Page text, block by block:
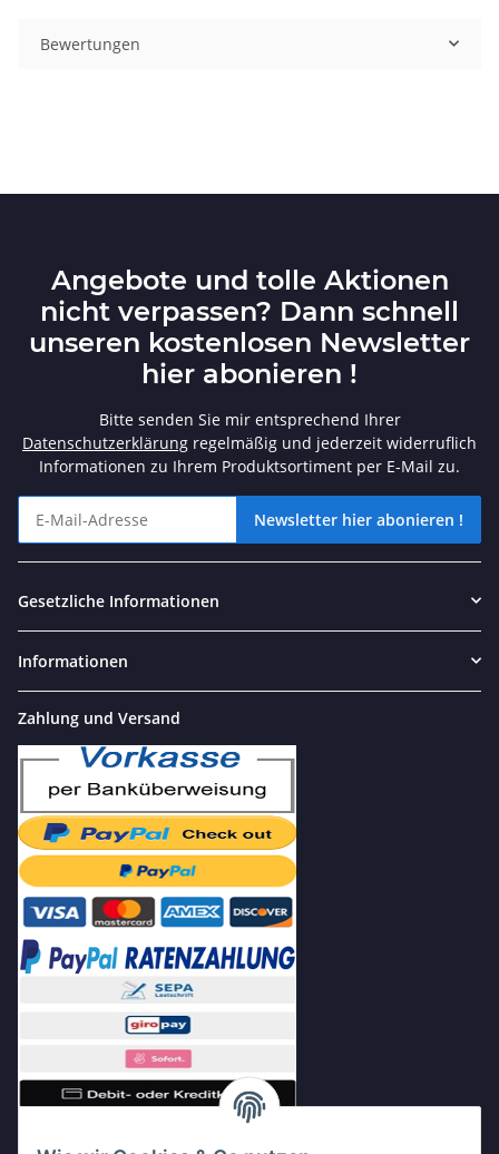
Bewertungen
Angebote und tolle Aktionen
nicht verpassen? Dann schnell
unseren kostenlosen Newsletter
hier abonieren !
Bitte senden Sie mir entsprechend Ihrer
Datenschutzerklärung regelmäßig und jederzeit widerruflich
Informationen zu Ihrem Produktsortiment per E-Mail zu.
Newsletter hier abonieren !
Gesetzliche Informationen
Informationen
Zahlung und Versand